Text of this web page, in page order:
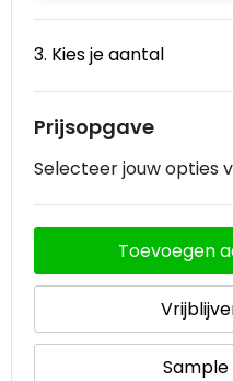
3. Kies je aantal
Prijsopgave
Selecteer jouw opties
Toevoegen